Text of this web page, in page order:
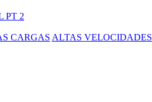
PT 2
CARGAS ALTAS VELOCIDADES